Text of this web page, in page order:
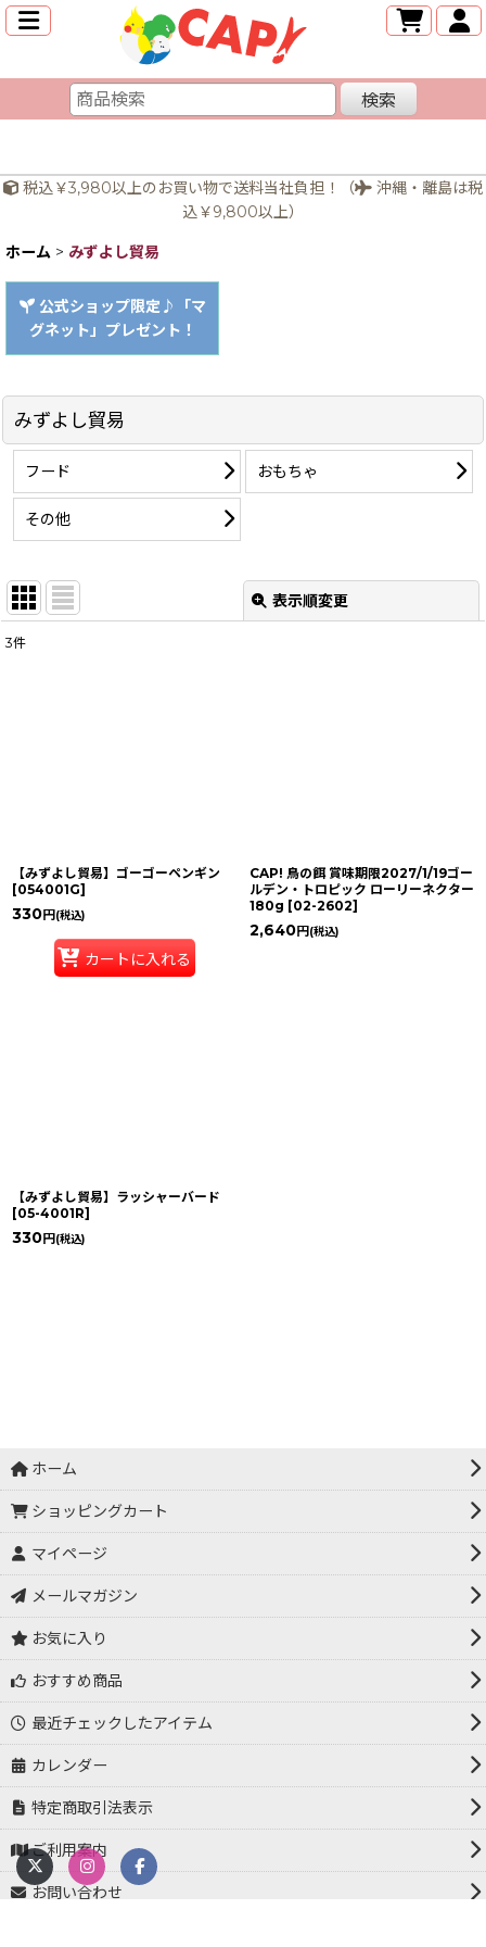
検索
税込￥3,980以上のお買い物で送料当社負担！（
沖縄・離島は税
込￥9,800以上）
ホーム > みずよし貿易
公式ショップ限定♪「マ
グネット」プレゼント！
みずよし貿易
フード おもちゃ
その他
表示順変更
3件
【みずよし貿易】ゴーゴーペンギン
[054001G]
330円 (税込)
カートに入れる
CAP! 鳥の餌 賞味期限2027/1/19ゴー
ルデン・トロピック ローリーネクター
180g [02-2602]
2,640円 (税込)
【みずよし貿易】ラッシャーバード
[05-4001R]
330円 (税込)
ホーム
ショッピングカート
マイページ
メールマガジン
お気に入り
おすすめ商品
最近チェックしたアイテム
カレンダー
特定商取引法表示
ご利用案内
お問い合わせ